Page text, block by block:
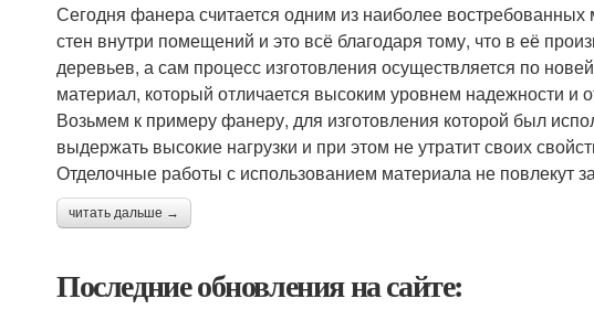
Сегодня фанера считается одним из наиболее востребованных
стен внутри помещений и это всё благодаря тому, что в её
деревьев, а сам процесс изготовления осуществляется по
материал, который отличается высоким уровнем надежности и
Возьмем к примеру фанеру, для изготовления которой был
выдержать высокие нагрузки и при этом не утратит своих
Отделочные работы с использованием материала не повлекут
читать дальше →
Последние обновления на сайте: